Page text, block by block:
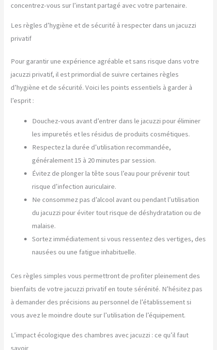
concentrez-vous sur l’instant partagé avec votre partenaire.
Les règles d’hygiène et de sécurité à respecter dans un jacuzzi
privatif
Pour garantir une expérience agréable et sans risque dans votre
jacuzzi privatif, il est primordial de suivre certaines règles
d’hygiène et de sécurité. Voici les points essentiels à garder à
l’esprit :
Douchez-vous avant d’entrer dans le jacuzzi pour éliminer
les impuretés et les résidus de produits cosmétiques.
Respectez la durée d’utilisation recommandée,
généralement 15 à 20 minutes par session.
Évitez de plonger la tête sous l’eau pour prévenir tout
risque d’infection auriculaire.
Ne consommez pas d’alcool avant ou pendant l’utilisation
du jacuzzi pour éviter tout risque de déshydratation ou de
malaise.
Sortez immédiatement si vous ressentez des vertiges, des
nausées ou une fatigue inhabituelle.
Ces règles simples vous permettront de profiter pleinement des
bienfaits de votre jacuzzi privatif en toute sérénité. N’hésitez pas
à demander des précisions au personnel de l’établissement si
vous avez le moindre doute sur l’utilisation de l’équipement.
L’impact écologique des chambres avec jacuzzi : ce qu’il faut
savoir